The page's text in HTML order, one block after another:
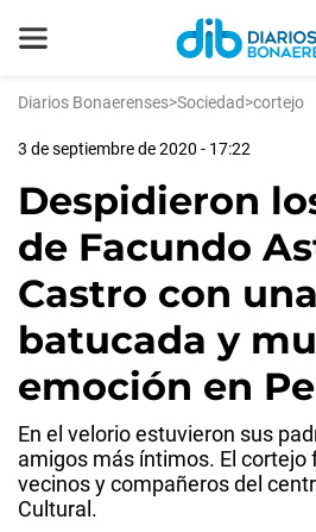
Diarios Bonaerenses>Sociedad>cortejo
3 de septiembre de 2020 - 17:22
Despidieron
de Facundo
Castro con una
batucada y
emoción en
En el velorio estuvieron sus
amigos más íntimos. El cortejo
vecinos y compañeros del
Cultural.